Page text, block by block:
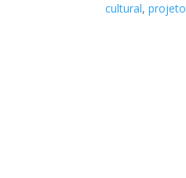
cultural,projeto